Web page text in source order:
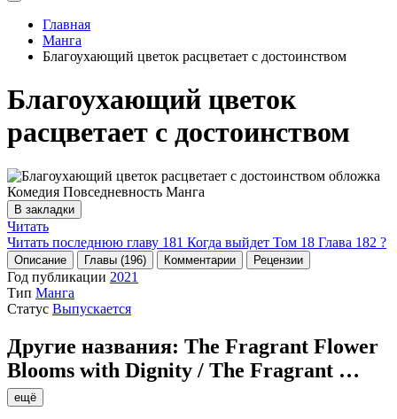
Главная
Манга
Благоухающий цветок расцветает с достоинством
Благоухающий цветок
расцветает с достоинством
В закладки
Читать
Читать последнюю главу 181 Когда выйдет Том 18 Глава 182 ?
Описание Главы (196) Комментарии Рецензии
Год публикации 2021
Тип Манга
Статус Выпускается
Другие названия: The Fragrant Flower
Blooms with Dignity / The Fragrant …
ещё